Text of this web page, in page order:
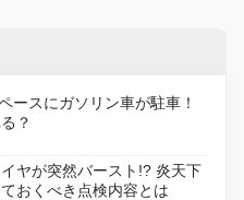
ースにガソリン車が駐車！
？
ヤが突然バースト!? 炎天下
おくべき点検内容とは